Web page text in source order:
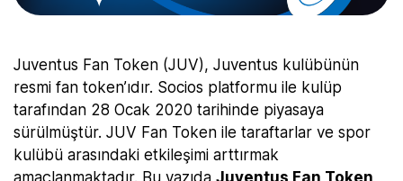
Juventus Fan Token (JUV), Juventus kulübünün
resmi fan token’ıdır. Socios platformu ile kulüp
tarafından 28 Ocak 2020 tarihinde piyasaya
sürülmüştür. JUV Fan Token ile taraftarlar ve spor
kulübü arasındaki etkileşimi arttırmak